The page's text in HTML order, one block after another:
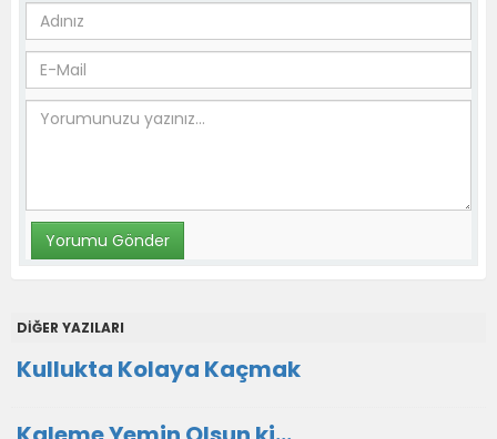
DİĞER YAZILARI
Kullukta Kolaya Kaçmak